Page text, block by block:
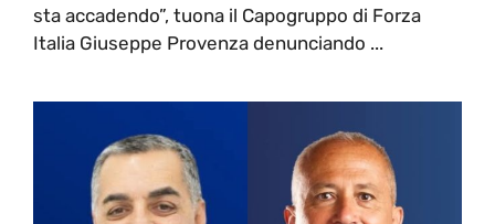
sta accadendo”, tuona il Capogruppo di Forza
Italia Giuseppe Provenza denunciando ...